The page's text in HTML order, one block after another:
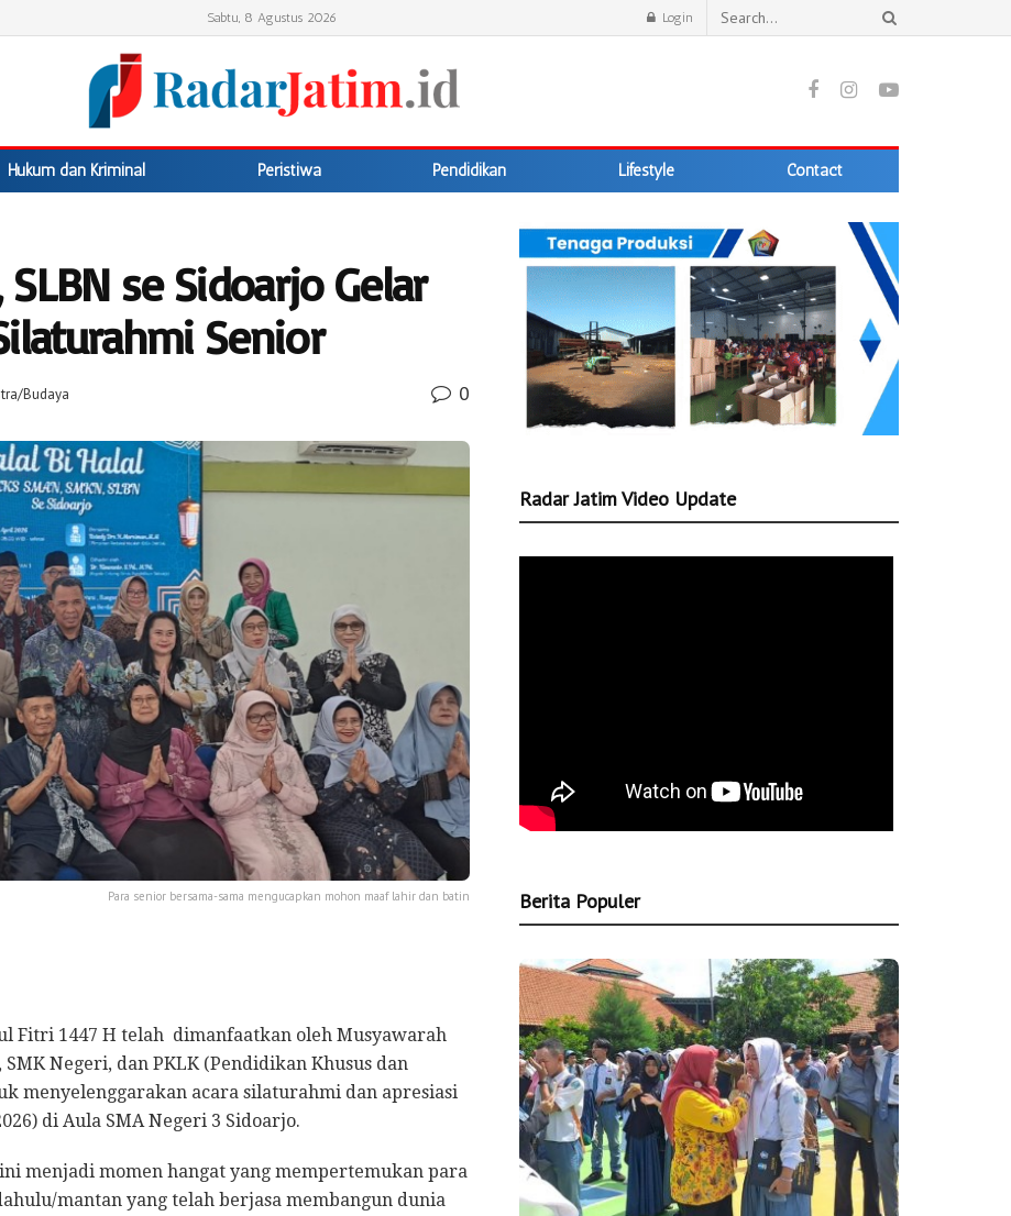
Sabtu, 8 Agustus 2026 Login
Hukum dan Kriminal Peristiwa Pendidikan Lifestyle Contact
SLBN se Sidoarjo Gelar
Senior
Budaya 0
Para senior bersama-sama mengucapkan mohon maaf lahir dan batin
Fitri 1447 H telah dimanfaatkan oleh Musyawarah
Negeri, dan PKLK (Pendidikan Khusus dan
menyelenggarakan acara silaturahmi dan apresiasi
di Aula SMA Negeri 3 Sidoarjo.
menjadi momen hangat yang mempertemukan para
mantan yang telah berjasa membangun dunia
Radar Jatim Video Update
Berita Populer